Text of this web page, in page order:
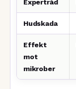
Expertråd
Hudskada
Effekt
mot
mikrober